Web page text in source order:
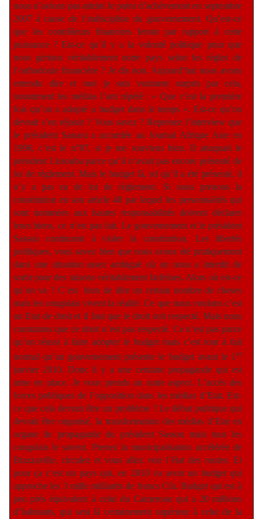
nous n’avions pas atteint le point d’achèvement en septembre
2007 à cause de l’indiscipline du gouvernement. Qu’est-ce
que les contrôleurs financiers feront par rapport à cette
puissance ? Est-ce qu’il y a la volonté politique pour que
nous gérions véritablement notre pays selon les règles de
l’orthodoxie financière ? Je dis non. Aujourd’hui nous avons
entendu dire et moi je suis vraiment surpris par cela,
notamment les médias l’ont répété : « Que c’est la première
fois qu’on a adopté u budget dans le temps ». Est-ce qu’on
devrait s’en réjouir ? Vous savez ? Reprenez l’interview que
le président Sassou a accordée au Journal Afrique Asie en
1996, c’est le n°87, si je me souviens bien. Il attaquait le
président Lissouba parce qu’il n’avait pas encore présenté de
loi de règlement. Mais le budget là, tel qu’il a été présenté, il
n’y a pas eu de loi de règlement. Si nous prenons la
constitution en son article 48 par lequel les personnalités qui
sont nommées aux hautes responsabilités doivent déclarer
leurs biens, ce n’est pas fait. Le gouvernement et le président
Sassou continuent à violer la constitution. Les libertés
politiques, vous savez bien que nous avons été pratiquement
dans une situation assez ambiguë où on nous a interdit de
sortir pour des raisons véritablement farfelues. Alors où est-ce
qu’on va ? C’est
bien de dire un certain nombre de choses
mais les congolais vivent la réalité. Ce que nous voulons c’est
un Etat de droit et il faut que le droit soit respecté. Mais nous
constatons que ce droit n’est pas respecté. Ce n’est pas parce
qu’on réussi à faire adopter le budget mais c’est tout à fait
normal qu’un gouvernement présente le budget avant le 1er
janvier 2010. Donc il y a une certaine propagande qui est
mise en place. Je vous prends un autre aspect. L’accès des
forces politiques de l’opposition dans les médias d’Etat. Est-
ce que cela devrait être un problème ? Le débat politique qui
devrait être organisé, la transformation des médias d’Etat en
organe de propagande du président Sassou mais tous les
congolais le savent. Prenez la municipalisation accélérée de
Brazzaville, circulez et vous allez voir l’état des routes. Et
pour ça c’est un pays qui, en 2010 va avoir un budget qui
approche les 3 mille milliards de francs Cfa. Budget qui est à
peu près équivalent à celui du Cameroun qui a 20 millions
d’habitants, qui sera là certainement supérieur à celui de la